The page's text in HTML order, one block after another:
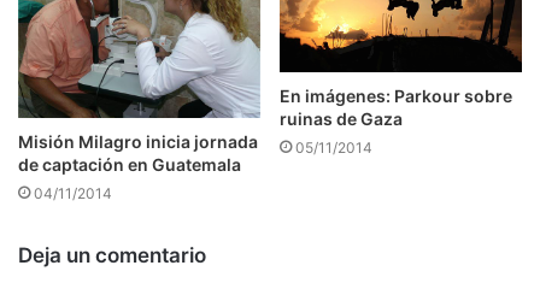
Misión Milagro inicia jornada
de captación en Guatemala
04/11/2014
En imágenes: Parkour sobre
ruinas de Gaza
05/11/2014
Deja un comentario